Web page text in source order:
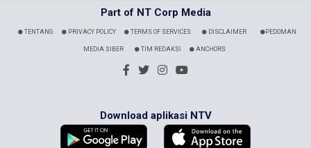
Part of NT Corp Media
TENTANG PRIVACY POLICY TERMS OF SERVICES DISCLAIMER PEDOMAN
MEDIA SIBER TIM REDAKSI ANCHORS
Download aplikasi NTV